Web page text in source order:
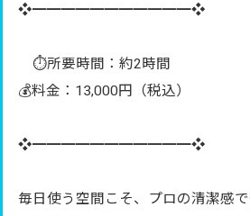
❖━━━━━━━━━━━❖
⏱所要時間：約2時間
💰料金：13,000円（税込）
❖━━━━━━━━━━━❖
毎日使う空間こそ、プロの清潔感